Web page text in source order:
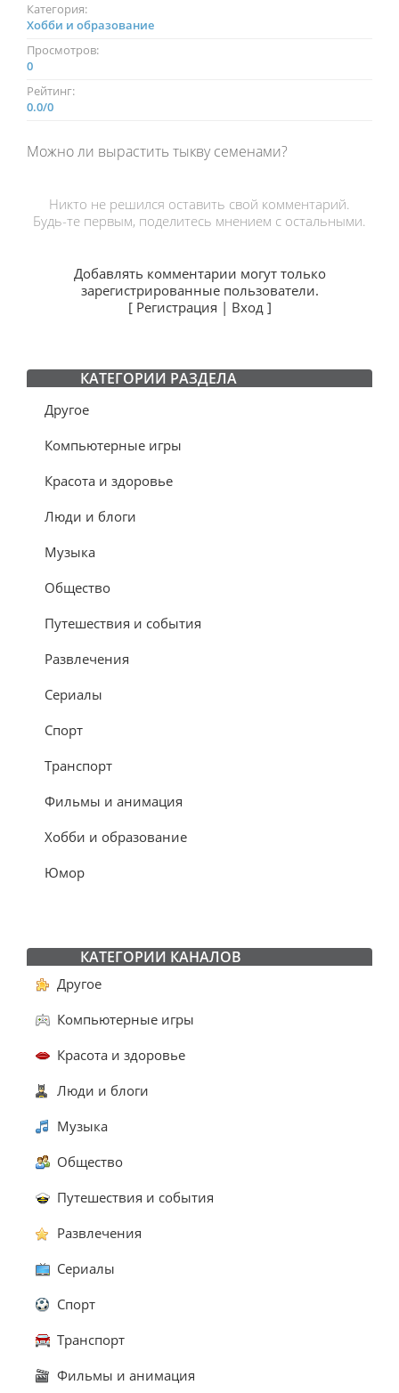
Категория:
Хобби и образование
Просмотров:
0
Рейтинг:
0.0/0
Можно ли вырастить тыкву семенами?
Никто не решился оставить свой комментарий.
Будь-те первым, поделитесь мнением с остальными.
Добавлять комментарии могут только
зарегистрированные пользователи.
[ Регистрация | Вход]
КАТЕГОРИИ РАЗДЕЛА
Другое
Компьютерные игры
Красота и здоровье
Люди и блоги
Музыка
Общество
Путешествия и события
Развлечения
Сериалы
Спорт
Транспорт
Фильмы и анимация
Хобби и образование
Юмор
КАТЕГОРИИ КАНАЛОВ
Другое
Компьютерные игры
Красота и здоровье
Люди и блоги
Музыка
Общество
Путешествия и события
Развлечения
Сериалы
Спорт
Транспорт
Фильмы и анимация